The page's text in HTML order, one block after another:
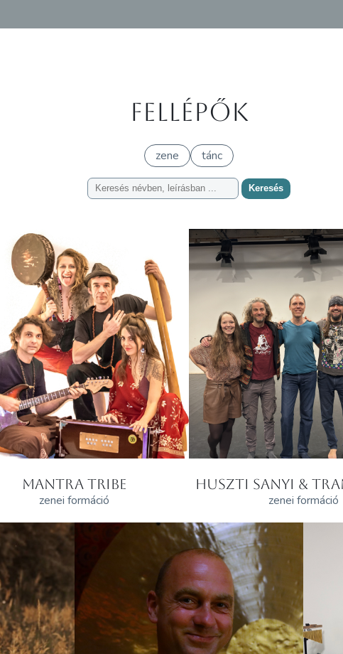
Fellépők
zene tánc
Keresés
MANTRA TRIBE
zenei formáció
HUSZTI SANYI &
zenei formáció